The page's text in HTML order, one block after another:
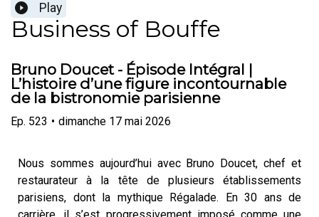
Play
Business of Bouffe
Bruno Doucet - Épisode Intégral |
L’histoire d’une figure incontournable
de la bistronomie parisienne
Ep. 523 • dimanche 17 mai 2026
Nous sommes aujourd’hui avec Bruno Doucet, chef et
restaurateur à la tête de plusieurs établissements
parisiens, dont la mythique Régalade. En 30 ans de